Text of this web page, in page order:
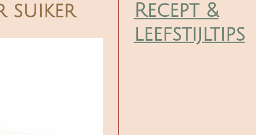
suiker
Recept &
leefstijltips